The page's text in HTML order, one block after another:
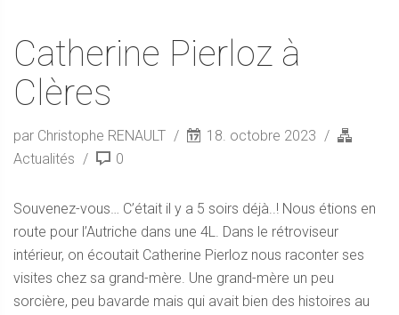
Catherine Pierloz à
Clères
par Christophe RENAULT
18. octobre 2023
Actualités
0
Souvenez-vous… C’était il y a 5 soirs déjà..! Nous étions en
route pour l’Autriche dans une 4L. Dans le rétroviseur
intérieur, on écoutait Catherine Pierloz nous raconter ses
visites chez sa grand-mère. Une grand-mère un peu
sorcière, peu bavarde mais qui avait bien des histoires au